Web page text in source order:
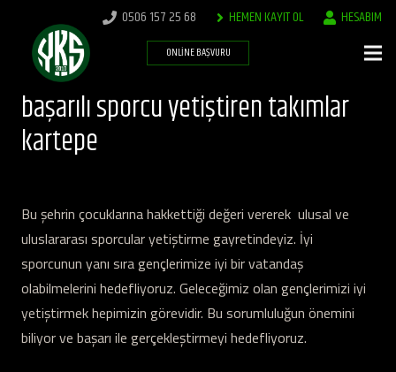
0506 157 25 68 HEMEN KAYIT OL HESABIM
ONLINE BAŞVURU
başarılı sporcu yetiştiren takımlar
kartepe
Bu şehrin çocuklarına hakkettiği değeri vererek ulusal ve
uluslararası sporcular yetiştirme gayretindeyiz. İyi
sporcunun yanı sıra gençlerimize iyi bir vatandaş
olabilmelerini hedefliyoruz. Geleceğimiz olan gençlerimizi iyi
yetiştirmek hepimizin görevidir. Bu sorumluluğun önemini
biliyor ve başarı ile gerçekleştirmeyi hedefliyoruz.